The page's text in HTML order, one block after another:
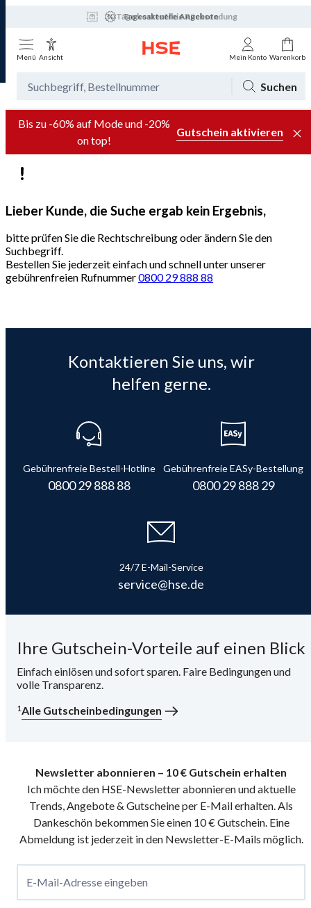
30 Tage kostenfreie Rücksendung
Tagesaktuelle Angebote
Menü Ansicht Mein Konto Warenkorb
Suchen
Bis zu -60% auf Mode und -20%
on top!
Gutschein aktivieren
Lieber Kunde, die Suche ergab kein Ergebnis,
bitte prüfen Sie die Rechtschreibung oder ändern Sie den
Suchbegriff.
Bestellen Sie jederzeit einfach und schnell unter unserer
gebührenfreien Rufnummer0800 29 888 88
Kontaktieren Sie uns, wir
helfen gerne.
Gebührenfreie Bestell-Hotline
0800 29 888 88
Gebührenfreie EASy-Bestellung
0800 29 888 29
24/7 E-Mail-Service
service@hse.de
Ihre Gutschein-Vorteile auf einen Blick
Einfach einlösen und sofort sparen. Faire Bedingungen und
volle Transparenz.
1Alle Gutscheinbedingungen
Newsletter abonnieren – 10 € Gutschein erhalten
Ich möchte den HSE-Newsletter abonnieren und aktuelle
Trends, Angebote & Gutscheine per E-Mail erhalten. Als
Dankeschön bekommen Sie einen 10 € Gutschein. Eine
Abmeldung ist jederzeit in den Newsletter-E-Mails möglich.
E-Mail-Adresse eingeben